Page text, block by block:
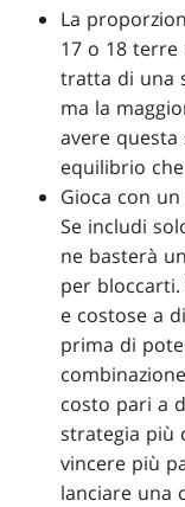
La
17 o 18
tratta di una
ma la
avere
equilibrio
Gioca con
Se includi
ne basterà
per bloccarti.
e costose a
prima di
costo pari a
strategia più
vincere più
lanciare una